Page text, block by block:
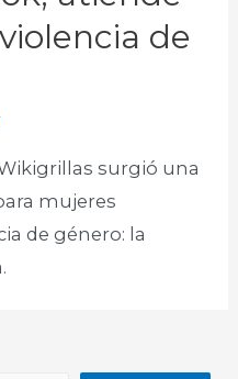
de
surgió una
mujeres
de género: la